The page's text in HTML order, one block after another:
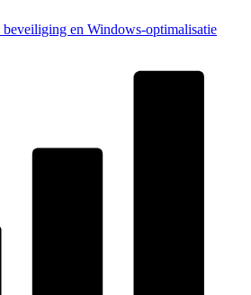
beveiliging en Windows-optimalisatie